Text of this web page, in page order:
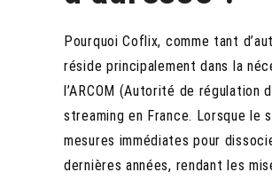
Pourquoi Coflix, comme tant
réside principalement dans la
l’ARCOM (Autorité de régulation
streaming en France. Lorsque le
mesures immédiates pour
dernières années, rendant les